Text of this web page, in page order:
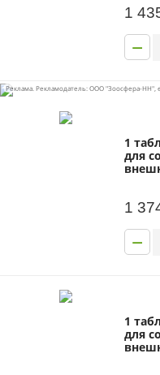
1
−
Реклама. Рекламодатель: ООО "Зоосфера-НН",
1
для
1
−
1
для